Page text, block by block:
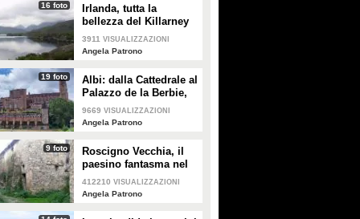
16 foto
Irlanda, tutta la
bellezza del Killarney
National Park
3911 VISUALIZZAZIONI
Angela Patrono
19 foto
Albi: dalla Cattedrale al
Palazzo de la Berbie,
le meraviglie della città
francese
9669 VISUALIZZAZIONI
Angela Patrono
9 foto
Roscigno Vecchia, il
paesino fantasma nel
cuore del Cilento
412210 VISUALIZZAZIONI
Angela Patrono